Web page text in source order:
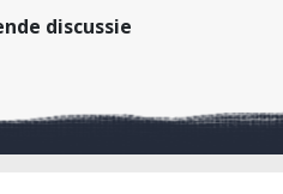
discussie